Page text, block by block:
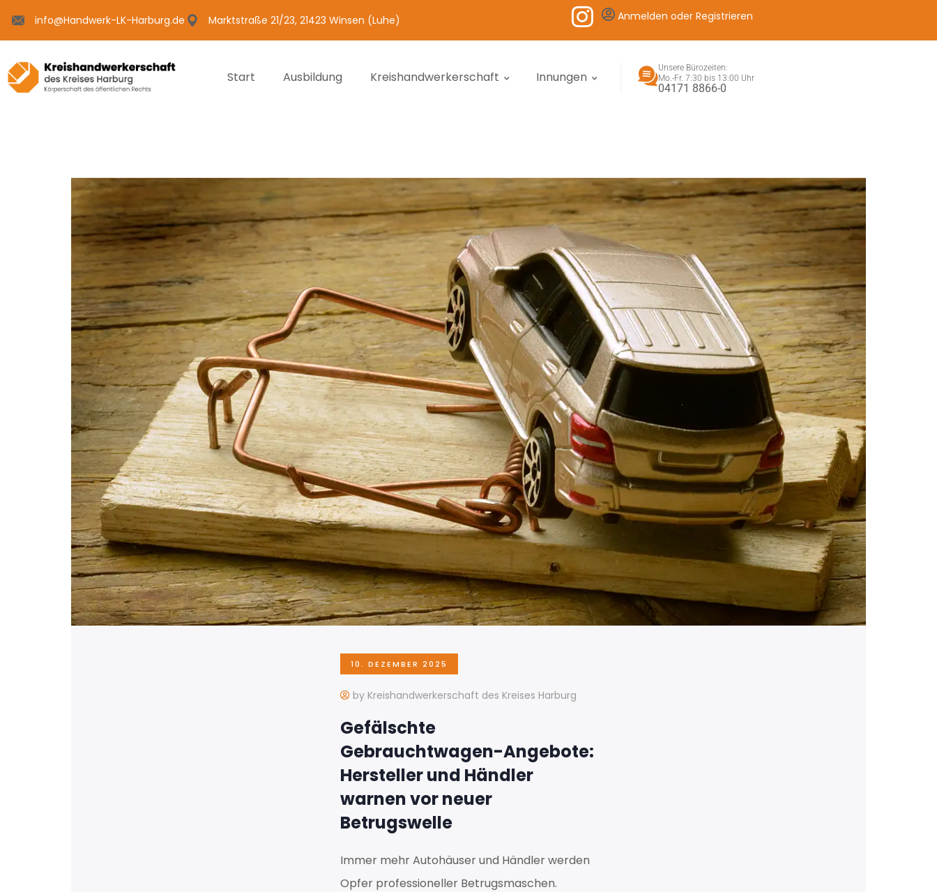
info@Handwerk-LK-Harburg.de Marktstraße 21/23, 21423 Winsen (Luhe) Anmelden oder Registrieren
Start Ausbildung Kreishandwerkerschaft Innungen
Unsere Bürozeiten:
Mo.-Fr. 7:30 bis 13:00 Uhr
04171 8866-0
10. DEZEMBER 2025
by Kreishandwerkerschaft des Kreises Harburg
Gefälschte
Gebrauchtwagen-Angebote:
Hersteller und Händler
warnen vor neuer
Betrugswelle
Immer mehr Autohäuser und Händler werden
Opfer professioneller Betrugsmaschen.